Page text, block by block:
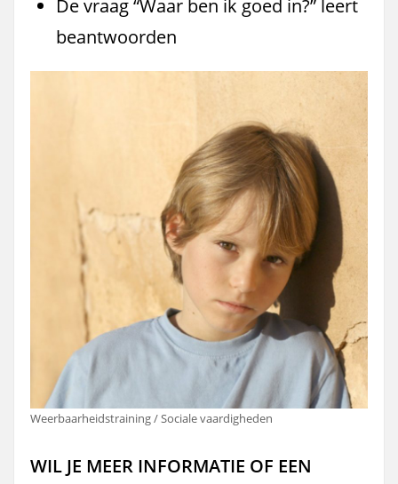
De vraag “Waar ben ik goed in?” leert
beantwoorden
Weerbaarheidstraining / Sociale vaardigheden
WIL JE MEER INFORMATIE OF EEN